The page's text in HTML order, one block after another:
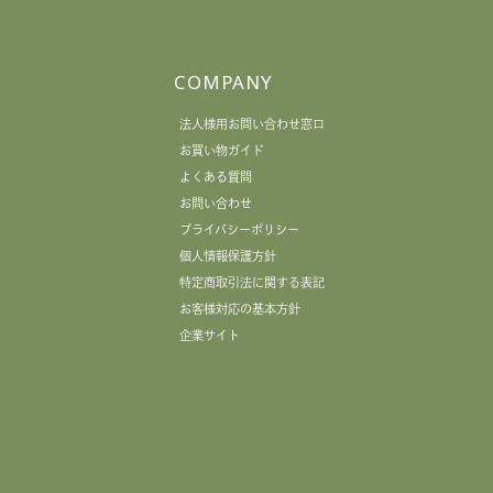
COMPANY
法人様用お問い合わせ窓口
お買い物ガイド
よくある質問
お問い合わせ
プライバシーポリシー
個人情報保護方針
特定商取引法に関する表記
お客様対応の基本方針
企業サイト